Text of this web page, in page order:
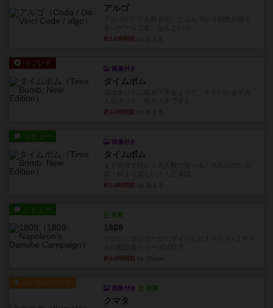
アルゴ
約14時間前
リプレイ
画像付き
タイムボム
約14時間前
レビュー
画像付き
タイムボム
約14時間前
レビュー
充実
1809
約14時間前
ルール/インスト
画像付き 充実
クマタ